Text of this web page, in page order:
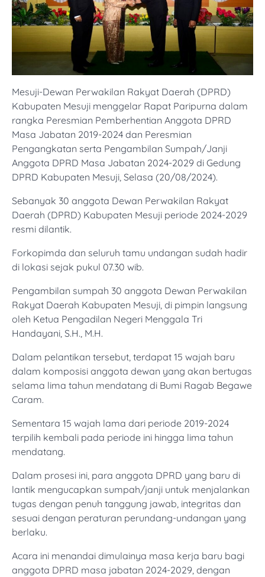
Mesuji-Dewan Perwakilan Rakyat Daerah (DPRD)
Kabupaten Mesuji menggelar Rapat Paripurna dalam
rangka Peresmian Pemberhentian Anggota DPRD
Masa Jabatan 2019-2024 dan Peresmian
Pengangkatan serta Pengambilan Sumpah/Janji
Anggota DPRD Masa Jabatan 2024-2029 di Gedung
DPRD Kabupaten Mesuji, Selasa (20/08/2024).
Sebanyak 30 anggota Dewan Perwakilan Rakyat
Daerah (DPRD) Kabupaten Mesuji periode 2024-2029
resmi dilantik.
Forkopimda dan seluruh tamu undangan sudah hadir
di lokasi sejak pukul 07.30 wib.
Pengambilan sumpah 30 anggota Dewan Perwakilan
Rakyat Daerah Kabupaten Mesuji, di pimpin langsung
oleh Ketua Pengadilan Negeri Menggala Tri
Handayani, S.H., M.H.
Dalam pelantikan tersebut, terdapat 15 wajah baru
dalam komposisi anggota dewan yang akan bertugas
selama lima tahun mendatang di Bumi Ragab Begawe
Caram.
Sementara 15 wajah lama dari periode 2019-2024
terpilih kembali pada periode ini hingga lima tahun
mendatang.
Dalam prosesi ini, para anggota DPRD yang baru di
lantik mengucapkan sumpah/janji untuk menjalankan
tugas dengan penuh tanggung jawab, integritas dan
sesuai dengan peraturan perundang-undangan yang
berlaku.
Acara ini menandai dimulainya masa kerja baru bagi
anggota DPRD masa jabatan 2024-2029, dengan